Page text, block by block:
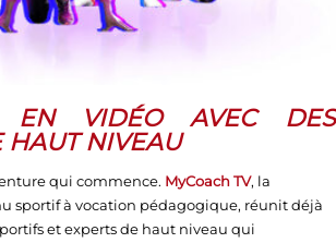
EN VIDÉO AVEC DES
HAUT NIVEAU
qui commence. MyCoach TV, la
sportif à vocation pédagogique, réunit déjà
et experts de haut niveau qui